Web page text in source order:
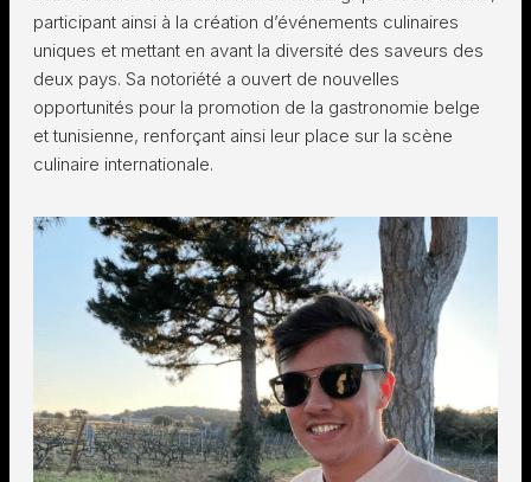
participant ainsi à la création d’événements culinaires
uniques et mettant en avant la diversité des saveurs des
deux pays. Sa notoriété a ouvert de nouvelles
opportunités pour la promotion de la gastronomie belge
et tunisienne, renforçant ainsi leur place sur la scène
culinaire internationale.